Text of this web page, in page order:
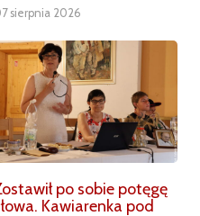
sierpnia 2026
po sobie potęgę
Kawiarenka pod